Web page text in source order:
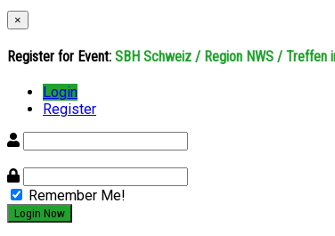
×
Register for Event: SBH Schweiz / Region NWS / Treffen
Login
Register
Remember Me!